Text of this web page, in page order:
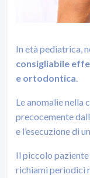
In età pediatrica,
consigliabile
e ortodontica.
Le anomalie nella
precocemente
e l’esecuzione di
Il piccolo
richiami periodici